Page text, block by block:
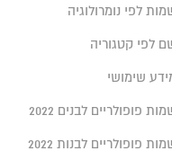
לפי נומרולוגיה
לפי קטגוריה
שימושי
פופולריים לבנים 2022
פופולריים לבנות 2022